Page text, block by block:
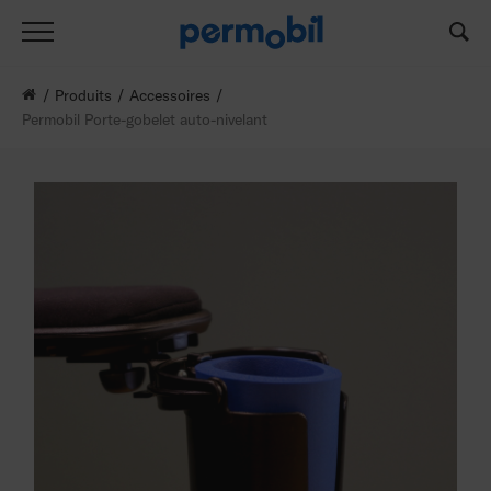
Produits
Accessoires
Permobil Porte-gobelet auto-nivelant